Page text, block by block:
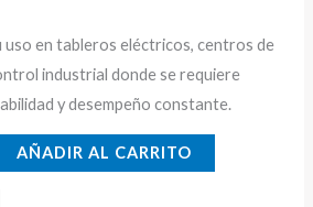
uso en tableros eléctricos, centros de
industrial donde se requiere
y desempeño constante.
AÑADIR AL CARRITO